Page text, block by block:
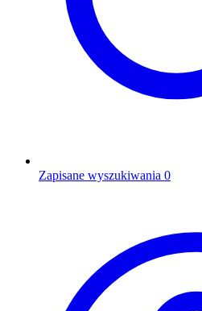
Zapisane wyszukiwania 0